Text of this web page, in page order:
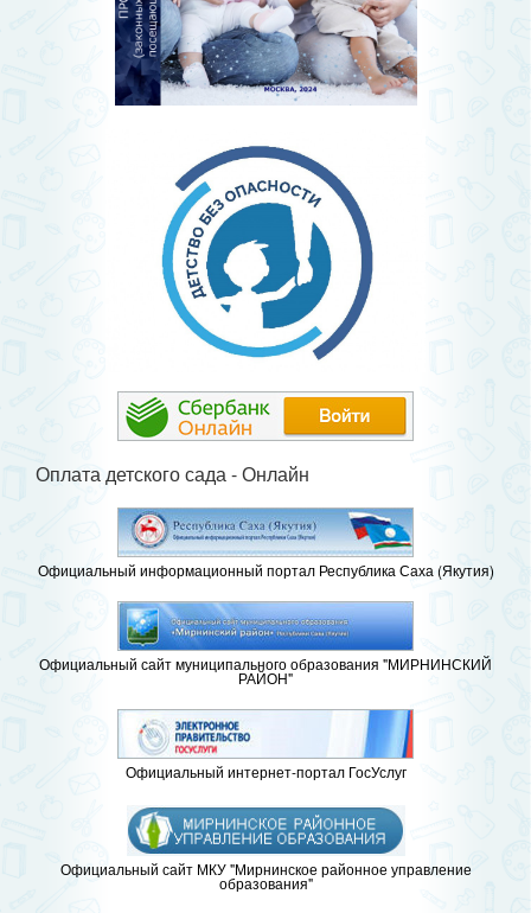
Оплата детского сада - Онлайн
Официальный информационный портал Республика Саха (Якутия)
Официальный сайт муниципального образования "МИРНИНСКИЙ
РАЙОН"
Официальный интернет-портал ГосУслуг
Официальный сайт МКУ "Мирнинское районное управление
образования"